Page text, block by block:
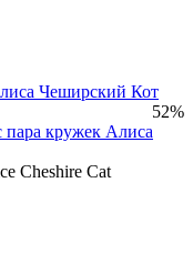
52%
пара кружек Алиса
Cheshire Cat